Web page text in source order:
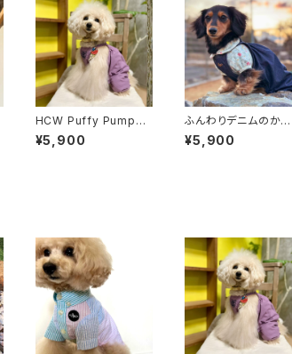
HCW Puffy Pumpkin
Pants - Regular Typ
e 3colors
¥5,900
ふんわりデニムのかぼ
ちゃパンツ [ ネイビー・
ライトブルー ]
¥5,900